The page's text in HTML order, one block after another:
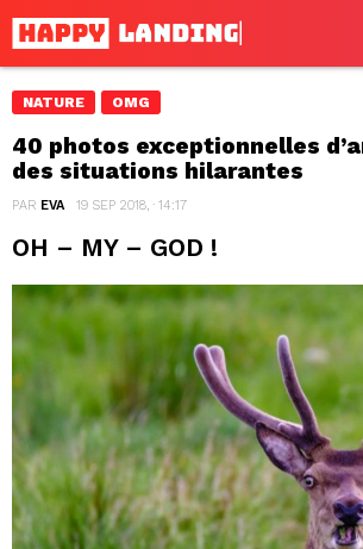
NATURE OMG
40 photos exceptionnelles
des situations hilarantes
PAR EVA 19 SEP 2018, · 14:17
OH – MY – GOD !